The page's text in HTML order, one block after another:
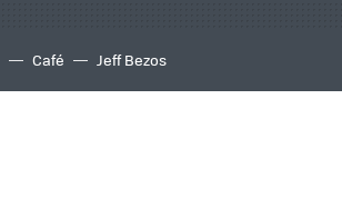
Café Jeff Bezos